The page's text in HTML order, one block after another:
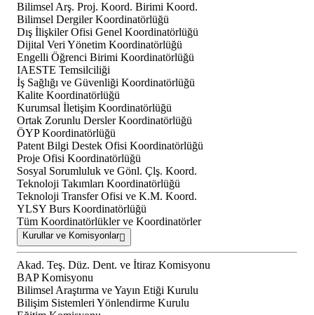
Bilimsel Arş. Proj. Koord. Birimi Koord.
Bilimsel Dergiler Koordinatörlüğü
Dış İlişkiler Ofisi Genel Koordinatörlüğü
Dijital Veri Yönetim Koordinatörlüğü
Engelli Öğrenci Birimi Koordinatörlüğü
IAESTE Temsilciliği
İş Sağlığı ve Güvenliği Koordinatörlüğü
Kalite Koordinatörlüğü
Kurumsal İletişim Koordinatörlüğü
Ortak Zorunlu Dersler Koordinatörlüğü
ÖYP Koordinatörlüğü
Patent Bilgi Destek Ofisi Koordinatörlüğü
Proje Ofisi Koordinatörlüğü
Sosyal Sorumluluk ve Gönl. Çlş. Koord.
Teknoloji Takımları Koordinatörlüğü
Teknoloji Transfer Ofisi ve K.M. Koord.
YLSY Burs Koordinatörlüğü
Tüm Koordinatörlükler ve Koordinatörler
Kurullar ve Komisyonlar
Akad. Teş. Düz. Dent. ve İtiraz Komisyonu
BAP Komisyonu
Bilimsel Araştırma ve Yayın Etiği Kurulu
Bilişim Sistemleri Yönlendirme Kurulu